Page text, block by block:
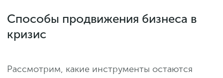
Способы продвижения бизнеса в
кризис
Рассмотрим, какие инструменты остаются